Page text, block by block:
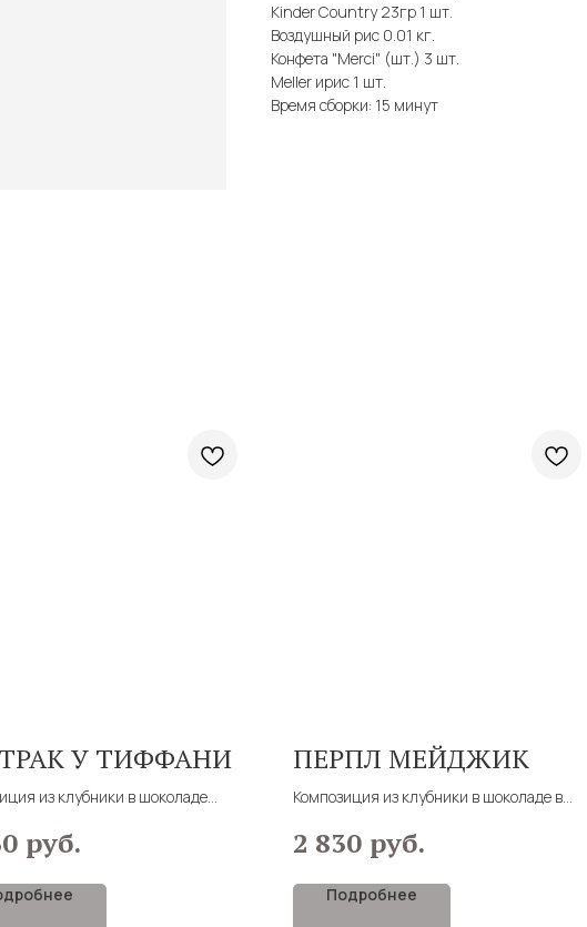
Kinder Country 23гр 1 шт.
Воздушный рис 0.01 кг.
Конфета "Merci" (шт.) 3 шт.
Meller ирис 1 шт.
Время сборки: 15 минут
У ТИФФАНИ
из клубники в шоколаде
сборки 30 минут
руб.
ПЕРПЛ МЕЙДЖИК
Композиция из клубники в шоколаде в
Время сборки 45 минут
2 830 руб.
Подробнее